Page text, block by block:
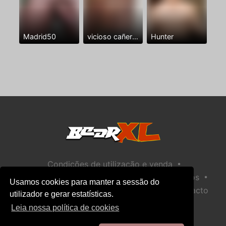
Usamos cookies para manter a sessão do
utilizador e gerar estatísticas.
Leia nossa política de cookies
Madrid50 vicioso cañero dildos Hunter
Condições de utilização e venda •
Política de privacidade Política de Biscoitos •
Política de Segurança Infantil Ajuda / Contacto